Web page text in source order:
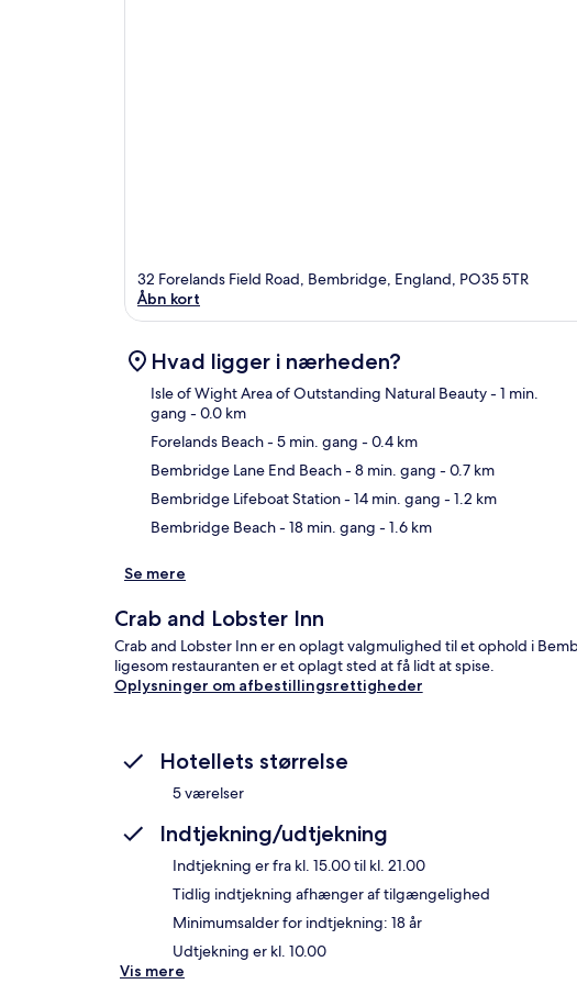
32 Forelands Field Road, Bembridge, England, PO35 5TR
Åbn kort
Hvad ligger i nærheden?
Isle of Wight Area of Outstanding Natural Beauty- 1 min.
gang - 0.0 km
Forelands Beach- 5 min. gang - 0.4 km
Bembridge Lane End Beach- 8 min. gang - 0.7 km
Bembridge Lifeboat Station- 14 min. gang - 1.2 km
Bembridge Beach- 18 min. gang - 1.6 km
Se mere
Crab and Lobster Inn
Crab and Lobster Inn er en oplagt valgmulighed til et ophold i
ligesom restauranten er et oplagt sted at få lidt at spise.
Oplysninger om afbestillingsrettigheder
Hotellets størrelse
5 værelser
Indtjekning/udtjekning
Indtjekning er fra kl. 15.00 til kl. 21.00
Tidlig indtjekning afhænger af tilgængelighed
Minimumsalder for indtjekning: 18 år
Udtjekning er kl. 10.00
Vis mere